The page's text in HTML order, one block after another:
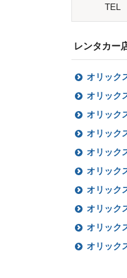
TEL
レンタカー
オリック
オリック
オリック
オリック
オリック
オリック
オリック
オリック
オリック
オリック